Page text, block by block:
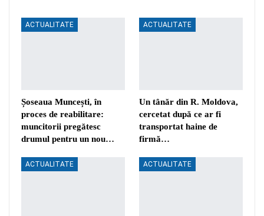
ACTUALITATE
Șoseaua Muncești, în
proces de reabilitare:
muncitorii pregătesc
drumul pentru un nou…
ACTUALITATE
Un tânăr din R. Moldova,
cercetat după ce ar fi
transportat haine de
firmă…
ACTUALITATE ACTUALITATE